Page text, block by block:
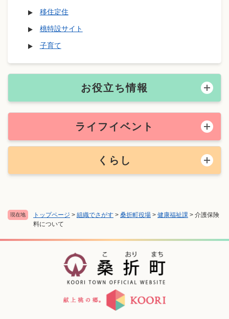
現在地 トップページ > 組織でさがす > 桑折町役場 > 健康福祉課 > 介護保険
料について
移住定住
桃特設サイト
子育て
お役立ち情報
ライフイベント
くらし